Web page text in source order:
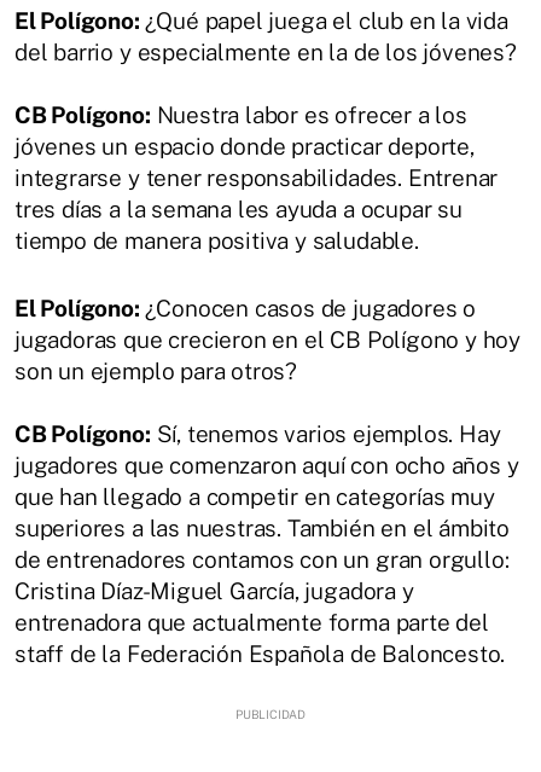
El Polígono: ¿Qué papel juega el club en la vida
del barrio y especialmente en la de los jóvenes?
CB Polígono: Nuestra labor es ofrecer a los
jóvenes un espacio donde practicar deporte,
integrarse y tener responsabilidades. Entrenar
tres días a la semana les ayuda a ocupar su
tiempo de manera positiva y saludable.
El Polígono: ¿Conocen casos de jugadores o
jugadoras que crecieron en el CB Polígono y hoy
son un ejemplo para otros?
CB Polígono: Sí, tenemos varios ejemplos. Hay
jugadores que comenzaron aquí con ocho años y
que han llegado a competir en categorías muy
superiores a las nuestras. También en el ámbito
de entrenadores contamos con un gran orgullo:
Cristina Díaz-Miguel García, jugadora y
entrenadora que actualmente forma parte del
staff de la Federación Española de Baloncesto.